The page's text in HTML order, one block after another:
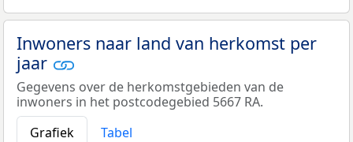
Inwoners naar land van herkomst per
jaar
Gegevens over de herkomstgebieden van de
inwoners in het postcodegebied 5667 RA.
Grafiek
Tabel